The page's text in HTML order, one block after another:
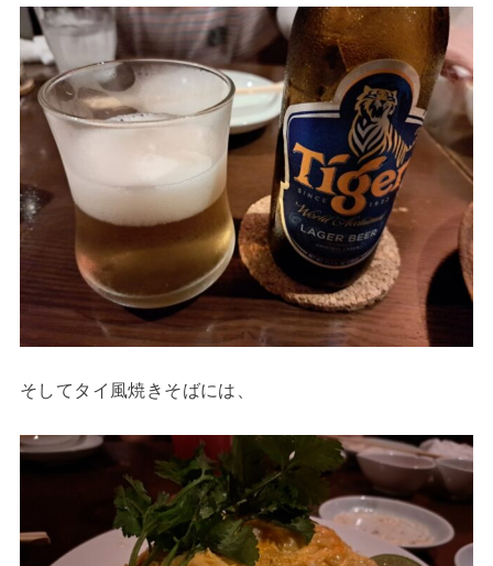
そしてタイ風焼きそばには、